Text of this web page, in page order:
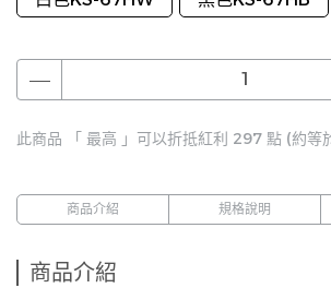
此商品 「 最高 」可以折抵紅利 297 點 (約等
商品介紹 規格說明
商品介紹